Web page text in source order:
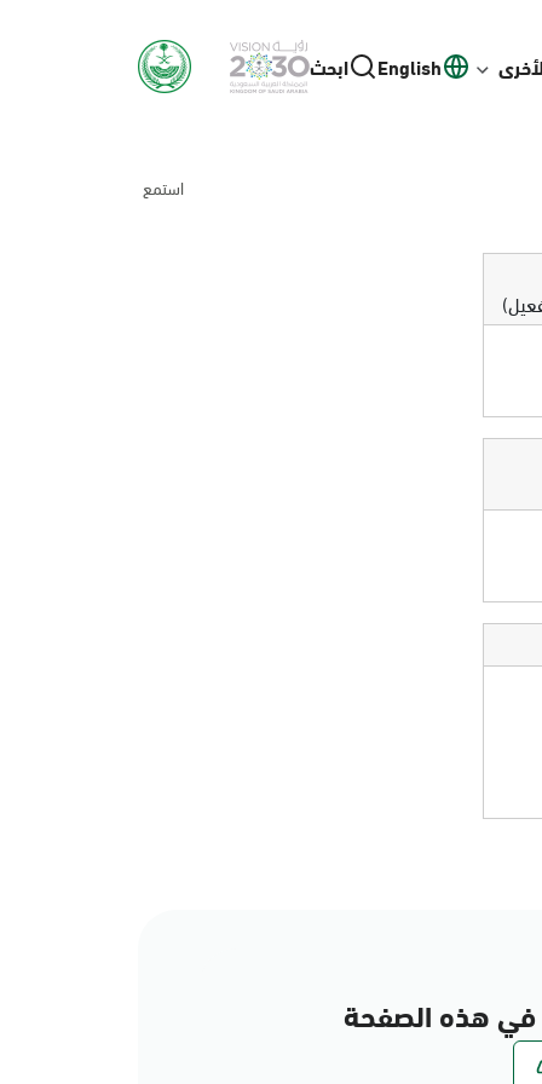
English ابحث
استمع
هذه الصفحة